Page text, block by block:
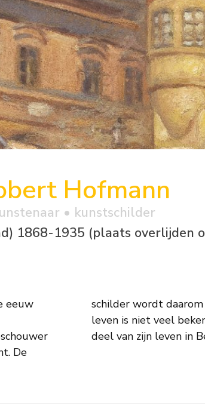
Hofmann
• kunstschilder
1868-1935 (plaats overlijden
eeuw
zijn
deel van zijn leven in